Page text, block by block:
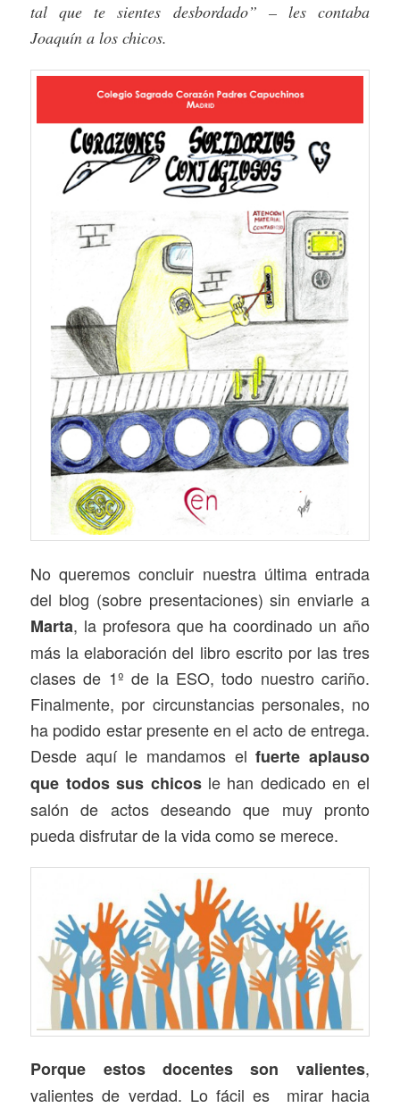
tal que te sientes desbordado” – les contaba
Joaquín a los chicos.
No queremos concluir nuestra última entrada
del blog (sobre presentaciones) sin enviarle a
Marta, la profesora que ha coordinado un año
más la elaboración del libro escrito por las tres
clases de 1º de la ESO, todo nuestro cariño.
Finalmente, por circunstancias personales, no
ha podido estar presente en el acto de entrega.
Desde aquí le mandamos elfuerte aplauso
que todos sus chicosle han dedicado en el
salón de actos deseando que muy pronto
pueda disfrutar de la vida como se merece.
Porque estos docentes son valientes,
valientes de verdad. Lo fácil es mirar hacia